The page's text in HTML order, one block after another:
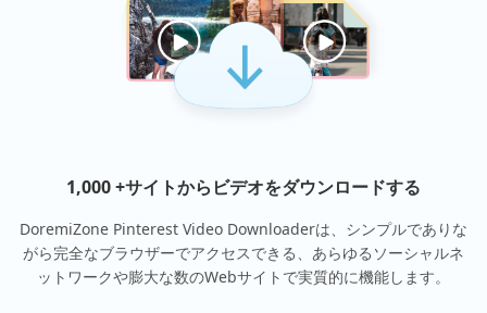
1,000 +サイトからビデオをダウンロードする
DoremiZone Pinterest Video Downloaderは、シンプルでありな
がら完全なブラウザーでアクセスできる、あらゆるソーシャルネ
ットワークや膨大な数のWebサイトで実質的に機能します。